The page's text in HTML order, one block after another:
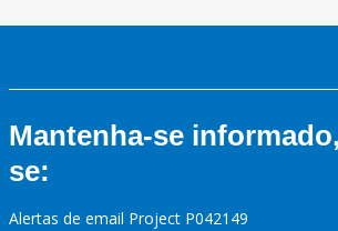
Mantenha-se
se:
Alertas de email Project P042149